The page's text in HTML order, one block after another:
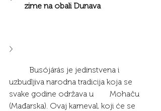
zime na obali Dunava
uzbudljiva narodna tradicija koja se
svake godine održava u 	Mohaču
(Mađarska). Ovaj karneval, koji će se